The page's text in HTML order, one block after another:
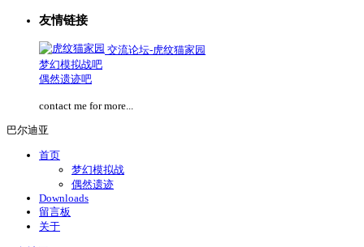
友情链接
交流论坛-虎纹猫家园
梦幻模拟战吧
偶然遗迹吧
contact me for more...
巴尔迪亚
首页
梦幻模拟战
偶然遗迹
Downloads
留言板
关于